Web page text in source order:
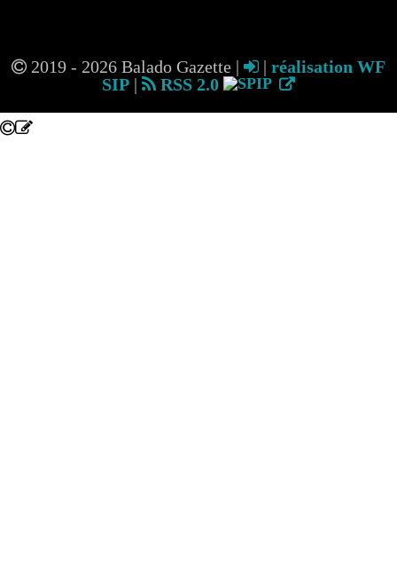
2019 - 2026 Balado Gazette |
réalisation WF
SIP
RSS 2.0